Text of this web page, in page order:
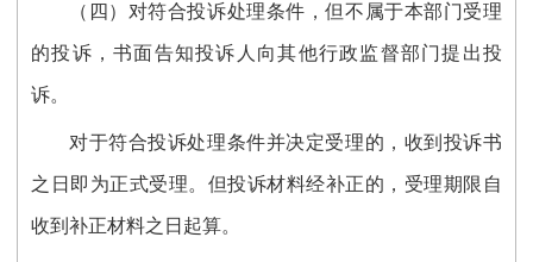
（四）对符合投诉处理条件，但不属于本部门受理
的投诉，书面告知投诉人向其他行政监督部门提出投
诉。
对于符合投诉处理条件并决定受理的，收到投诉书
之日即为正式受理。但投诉材料经补正的，受理期限自
收到补正材料之日起算。